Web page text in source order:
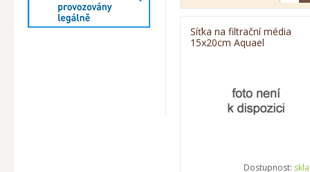
Síťka na filtrační média
15x20cm Aquael
Dostupnost: